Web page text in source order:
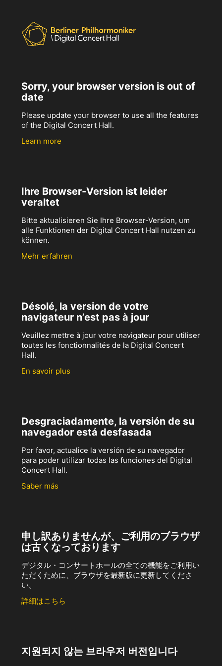
Sorry, your browser version is out of
date
Please update your browser to use all the features
of the Digital Concert Hall.
Learn more
Ihre Browser-Version ist leider
veraltet
Bitte aktualisieren Sie Ihre Browser-Version, um
alle Funktionen der Digital Concert Hall nutzen zu
können.
Mehr erfahren
Désolé, la version de votre
navigateur n’est pas à jour
Veuillez mettre à jour votre navigateur pour utiliser
toutes les fonctionnalités de la Digital Concert
Hall.
En savoir plus
Desgraciadamente, la versión de su
navegador está desfasada
Por favor, actualice la versión de su navegador
para poder utilizar todas las funciones del Digital
Concert Hall.
Saber más
申し訳ありませんが、ご利用のブラウザ
は古くなっております
デジタル・コンサートホールの全ての機能をご利用い
ただくために、ブラウザを最新版に更新してくださ
い。
詳細はこちら
지원되지 않는 브라우저 버전입니다